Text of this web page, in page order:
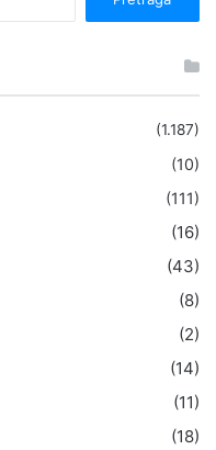
(1.187)
(10)
(111)
(16)
(43)
(8)
(2)
(14)
(11)
(18)